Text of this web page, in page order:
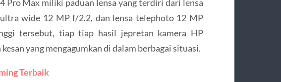
Pro Max miliki paduan lensa yang terdiri dari lensa
wide 12 MP f/2.2, dan lensa telephoto 12 MP
tersebut, tiap tiap hasil jepretan kamera HP
yang mengagumkan di dalam berbagai situasi.
Terbaik